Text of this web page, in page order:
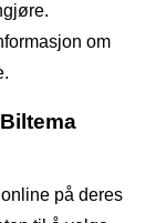
om
på deres